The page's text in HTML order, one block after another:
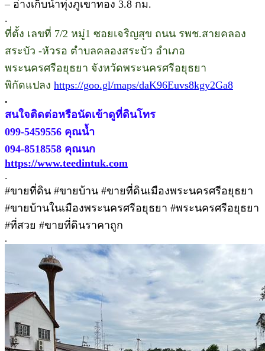
– อ่างเก็บน้ำทุ่งภูเขาทอง 3.8 กม.
.
ที่ตั้ง เลขที่ 7/2 หมู่1 ซอยเจริญสุข ถนน รพช.สายคลอง
สระบัว -หัวรอ ตำบลคลองสระบัว อำเภอ
พระนครศรีอยุธยา จังหวัดพระนครศรีอยุธยา
พิกัดแปลง https://goo.gl/maps/daK96Euvs8kgy2Ga8
.
สนใจติดต่อหรือนัดเข้าดูที่ดินโทร
099-5459556 คุณน้ำ
094-8518558 คุณนก
https://www.teedintuk.com
.
#ขายที่ดิน #ขายบ้าน #ขายที่ดินเมืองพระนครศรีอยุธยา
#ขายบ้านในเมืองพระนครศรีอยุธยา #พระนครศรีอยุธยา
#ที่สวย #ขายที่ดินราคาถูก
.